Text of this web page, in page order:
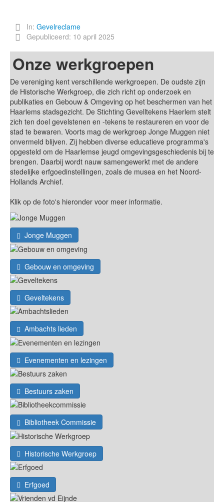
In: Gevelreclame
Gepubliceerd: 10 april 2025
Onze werkgroepen
De vereniging kent verschillende werkgroepen. De oudste zijn
de Historische Werkgroep, die zich richt op onderzoek en
publikaties en Gebouw & Omgeving op het beschermen van het
Haarlems stadsgezicht. De Stichting Gevelltekens Haerlem stelt
zich ten doel gevelstenen en -tekens te restaureren en voor de
stad te bewaren. Voorts mag de werkgroep Jonge Muggen niet
onvermeld blijven. Zij hebben diverse educatieve programma's
opgesteld om de Haarlemse jeugd omgevingsgeschiedenis bij te
brengen. Daarbij wordt nauw samengewerkt met de andere
stedelijke erfgoedinstellingen, zoals de musea en het Noord-
Hollands Archief.
Klik op de foto's hieronder voor meer informatie.
Jonge Muggen
Gebouw en omgeving
Geveltekens
Ambachts lieden
Evenementen en lezingen
Bestuurs zaken
Bibliotheek Commissie
Historische Werkgroep
Erfgoed